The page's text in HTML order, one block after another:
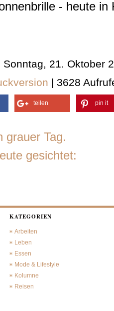
- heute in
Sonntag, 21. Oktober
| 3628
teilen pin it
grauer Tag.
gesichtet:
KATEGORIEN
Arbeiten
Leben
Essen
Mode & Lifestyle
Kolumne
Reisen